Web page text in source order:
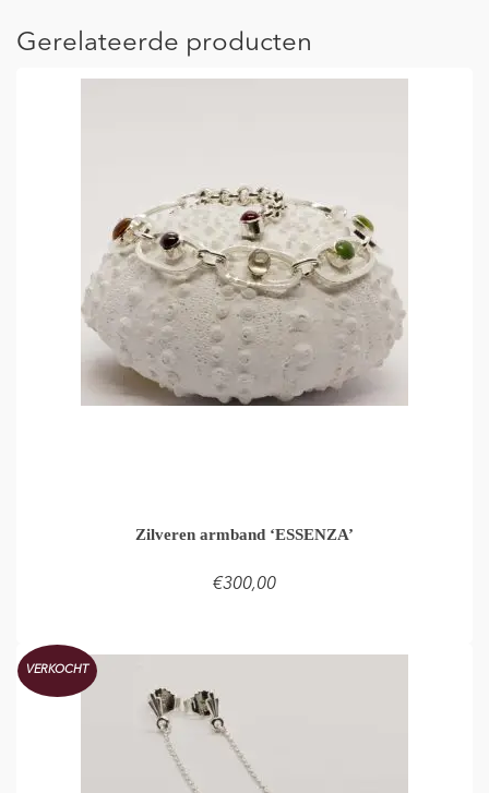
Gerelateerde producten
Zilveren armband ‘ESSENZA’
€300,00
VERKOCHT